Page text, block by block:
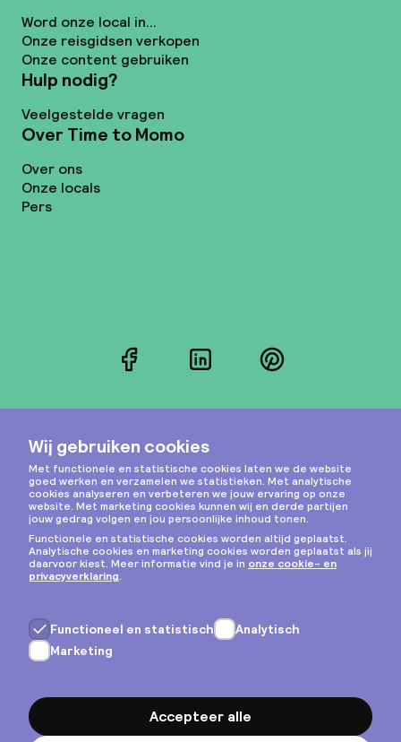
Word onze local in...
Onze reisgidsen verkopen
Onze content gebruiken
Hulp nodig?
Veelgestelde vragen
Over Time to Momo
Over ons
Onze locals
Pers
FacebookLinkedInPinterest
Instagram
Privacy & cookies
Algemene voorwaarden